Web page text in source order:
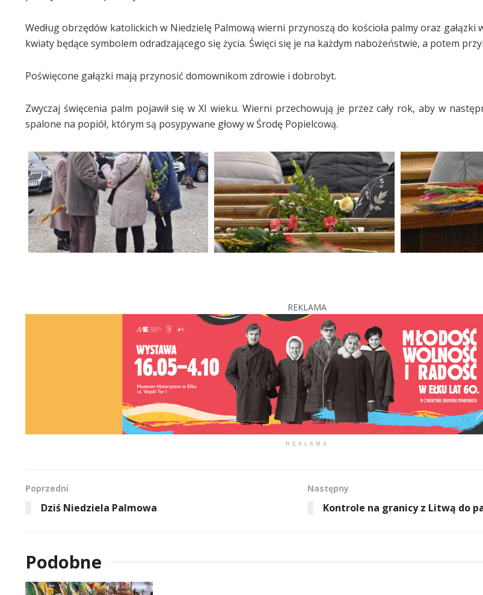
Według obrzędów katolickich w Niedzielę Palmową wierni przynoszą do kościoła palmy oraz gałązki
kwiaty będące symbolem odradzającego się życia. Święci się je na każdym nabożeństwie, a potem
Poświęcone gałązki mają przynosić domownikom zdrowie i dobrobyt.
Zwyczaj święcenia palm pojawił się w XI wieku. Wierni przechowują je przez cały rok, aby w
spalone na popiół, którym są posypywane głowy w Środę Popielcową.
REKLAMA
REKLAMA
Poprzedni
Dziś Niedziela Palmowa
Następny
Kontrole na granicy z Litwą do
Podobne